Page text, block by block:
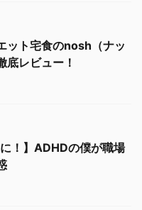
ット宅食のnosh（ナッ
底レビュー！
に！】ADHDの僕が職場